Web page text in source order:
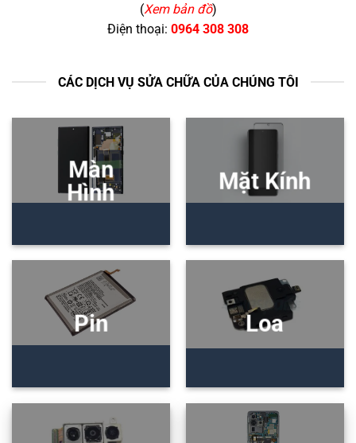
(Xem bản đồ)
Điện thoại: 0964 308 308
CÁC DỊCH VỤ SỬA CHỮA CỦA CHÚNG TÔI
Màn
Hình
Mặt Kính
Pin Loa